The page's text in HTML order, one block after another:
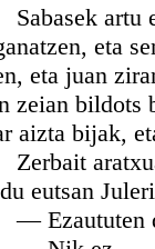
artu
eta
eta juan
zeian bildots
aizta bijak,
eutsan